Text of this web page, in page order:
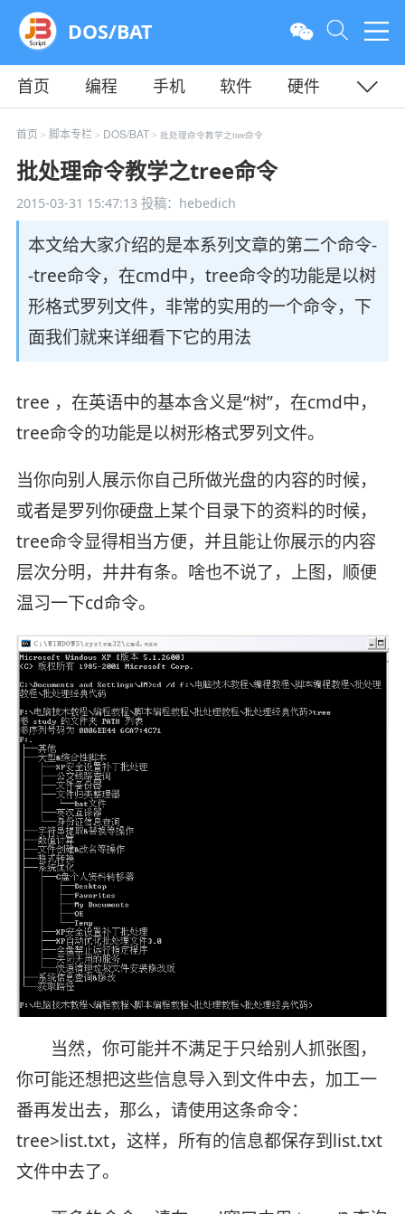
DOS/BAT
首页 编程 手机 软件
硬件
教程
平面 服务器
首页 > 脚本专栏> DOS/BAT > 批处理命令教学之tree命令
批处理命令教学之tree命令
2015-03-31 15:47:13投稿：hebedich
本文给大家介绍的是本系列文章的第二个命令-
-tree命令，在cmd中，tree命令的功能是以树
形格式罗列文件，非常的实用的一个命令，下
面我们就来详细看下它的用法
tree ，在英语中的基本含义是“树”，在cmd中，
tree命令的功能是以树形格式罗列文件。
当你向别人展示你自己所做光盘的内容的时候，
或者是罗列你硬盘上某个目录下的资料的时候，
tree命令显得相当方便，并且能让你展示的内容
层次分明，井井有条。啥也不说了，上图，顺便
温习一下cd命令。
当然，你可能并不满足于只给别人抓张图，
你可能还想把这些信息导入到文件中去，加工一
番再发出去，那么，请使用这条命令：
tree>list.txt，这样，所有的信息都保存到list.txt
文件中去了。